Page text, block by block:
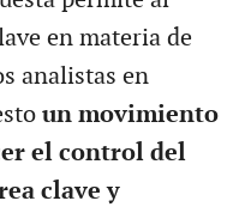
en materia de
analistas en
un movimiento
el control del
clave y